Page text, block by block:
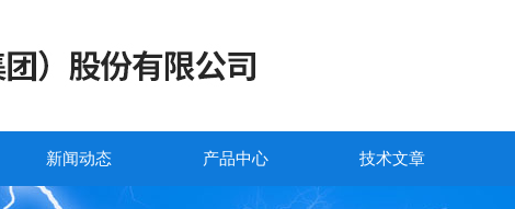
新闻动态 产品中心 技术文章